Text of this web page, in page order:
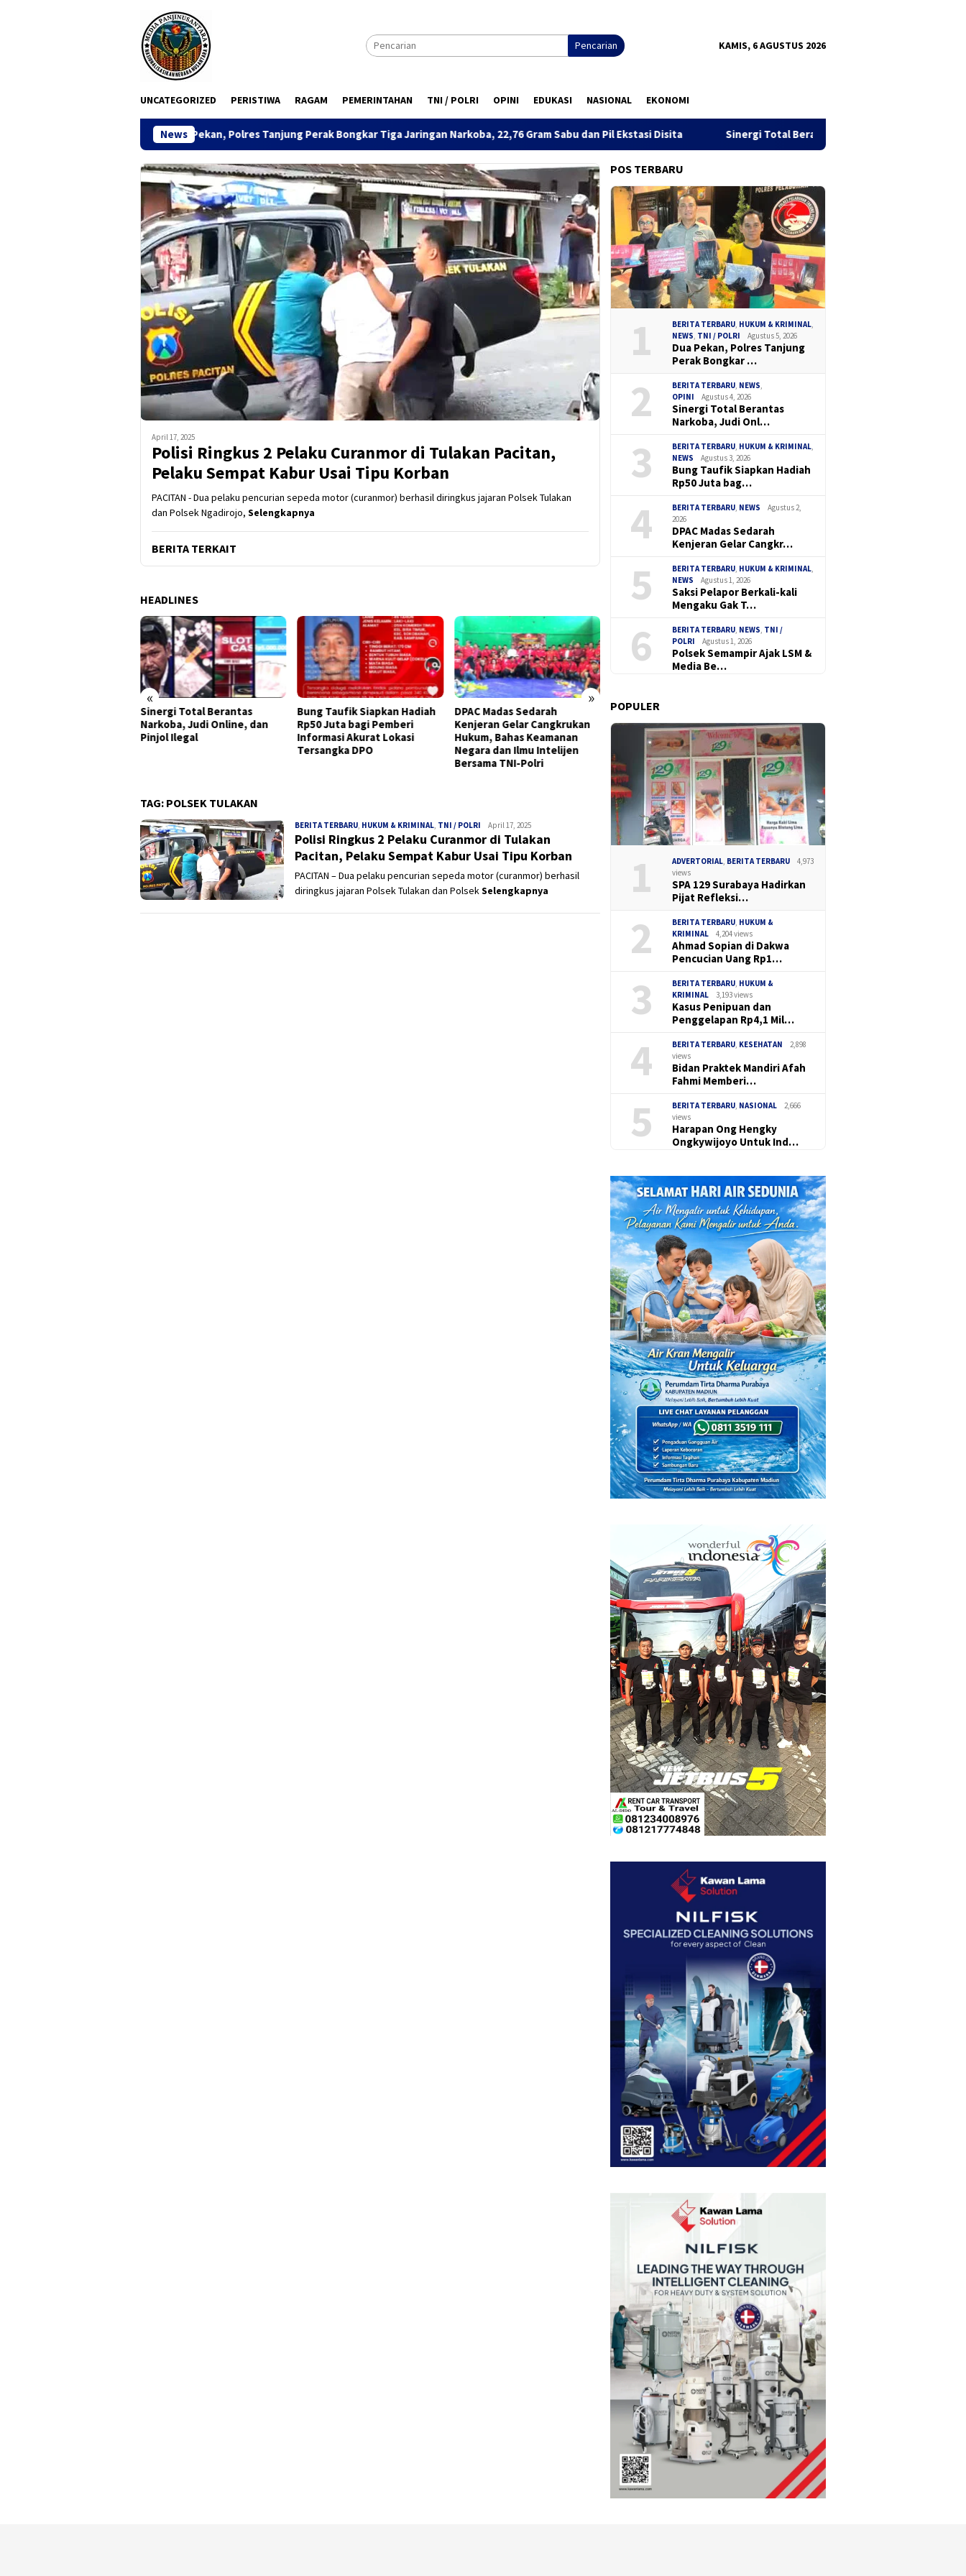
Pencarian KAMIS, 6 AGUSTUS 2026
UNCATEGORIZED PERISTIWA RAGAM PEMERINTAHAN TNI / POLRI OPINI EDUKASI NASIONAL EKONOMI
News
Dua Pekan, Polres Tanjung Perak Bongkar Tiga Jaringan Narkoba, 22,76 Gram Sabu dan Pil Ekstasi Disita Sinergi Total Berantas Narkoba, Judi Online, dan Pinjol Ilegal
April 17, 2025
Polisi Ringkus 2 Pelaku Curanmor di Tulakan Pacitan,
Pelaku Sempat Kabur Usai Tipu Korban
PACITAN - Dua pelaku pencurian sepeda motor (curanmor) berhasil diringkus jajaran Polsek Tulakan
dan Polsek Ngadirojo, Selengkapnya
BERITA TERKAIT
HEADLINES
« »
Sinergi Total Berantas
Narkoba, Judi Online, dan
Pinjol Ilegal
Bung Taufik Siapkan Hadiah
Rp50 Juta bagi Pemberi
Informasi Akurat Lokasi
Tersangka DPO
DPAC Madas Sedarah
Kenjeran Gelar Cangkrukan
Hukum, Bahas Keamanan
Negara dan Ilmu Intelijen
Bersama TNI-Polri
Saksi Pelapor Berkali-kali
Mengaku Gak Tahu, Kuasa
Hukum Ungkap Toko Bravo
Perak Bongkar Tiga Jaringan
Narkoba, 22,76 Gram Sabu
dan Pil Ekstasi Disita
TAG: POLSEK TULAKAN
BERITA TERBARU, HUKUM & KRIMINAL, TNI / POLRI Panjinusantara
April 17, 2025
Polisi Ringkus 2 Pelaku Curanmor di Tulakan
Pacitan, Pelaku Sempat Kabur Usai Tipu Korban
PACITAN – Dua pelaku pencurian sepeda motor (curanmor) berhasil
diringkus jajaran Polsek Tulakan dan PolsekSelengkapnya
POS TERBARU
1 BERITA TERBARU HUKUM & KRIMINAL
NEWS TNI / POLRI Agustus 5, 2026
Dua Pekan, Polres Tanjung
Perak Bongkar …
2 BERITA TERBARU NEWS
OPINI
Agustus 4, 2026
Sinergi Total Berantas
Narkoba, Judi Onl…
3 BERITA TERBARU HUKUM & KRIMINAL
NEWS
Agustus 3, 2026
Bung Taufik Siapkan Hadiah
Rp50 Juta bag…
4 BERITA TERBARU NEWS
Agustus 2,
2026
DPAC Madas Sedarah
Kenjeran Gelar Cangkr…
5 BERITA TERBARU HUKUM & KRIMINAL
NEWS
Agustus 1, 2026
Saksi Pelapor Berkali-kali
Mengaku Gak T…
6 BERITA TERBARU NEWS TNI /
POLRI
Agustus 1, 2026
Polsek Semampir Ajak LSM &
Media Be…
POPULER
1 ADVERTORIAL BERITA TERBARU
4,973
views
SPA 129 Surabaya Hadirkan
Pijat Refleksi…
2 BERITA TERBARU HUKUM &
KRIMINAL
4,204 views
Ahmad Sopian di Dakwa
Pencucian Uang Rp1…
3 BERITA TERBARU HUKUM &
KRIMINAL
3,193 views
Kasus Penipuan dan
Penggelapan Rp4,1 Mil…
4 BERITA TERBARU KESEHATAN
2,898
views
Bidan Praktek Mandiri Afah
Fahmi Memberi…
5 BERITA TERBARU NASIONAL
2,666
views
Harapan Ong Hengky
Ongkywijoyo Untuk Ind…